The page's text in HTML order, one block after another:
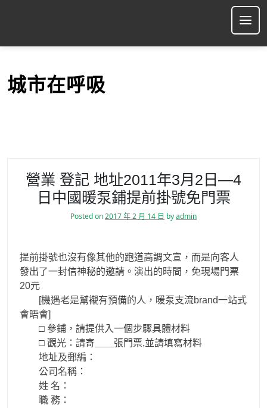
p
城市在呼吸
營業 登記 地址2011年3月2日—4
日中國暖泵鋪提前掛號免門票
Posted on2017 年 2 月 14 日 byadmin
提前掛號也沒有像其他的跑道高調文宣，而是向客人
發出了一封信神秘的邀請。演出的時間，免現場門票
20元
[機遇老是幫襯有預備的人，暖泵支流brand一站式
會晤會]
□ 參鋪，請提供入一個步驟具體材料
□ 觀光：請寄＿＿張門票,並請填寫材料
地址及郵編：
公司名稱：
姓 名：
職 務：